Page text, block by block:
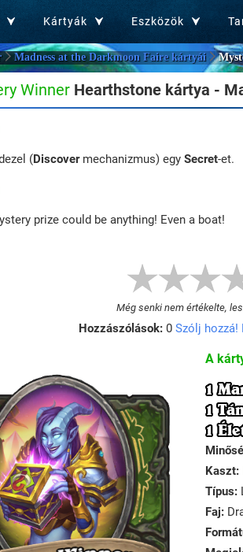
Kártyák Eszközök
Madness at the Darkmoon Faire kártyái
Winner Hearthstone kártya -
(Discovermechanizmus) egy Secret-et.
prize could be anything! Even a boat!
Még senki nem értékelte,
Hozzászólások:0 Szólj hozzá!
A
1
1
1
Kaszt:
Típus:
Faj: